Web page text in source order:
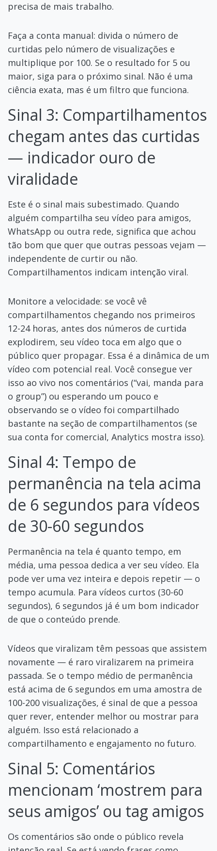
precisa de mais trabalho.
Faça a conta manual: divida o número de
curtidas pelo número de visualizações e
multiplique por 100. Se o resultado for 5 ou
maior, siga para o próximo sinal. Não é uma
ciência exata, mas é um filtro que funciona.
Sinal 3: Compartilhamentos
chegam antes das curtidas
— indicador ouro de
viralidade
Este é o sinal mais subestimado. Quando
alguém compartilha seu vídeo para amigos,
WhatsApp ou outra rede, significa que achou
tão bom que quer que outras pessoas vejam —
independente de curtir ou não.
Compartilhamentos indicam intenção viral.
Monitore a velocidade: se você vê
compartilhamentos chegando nos primeiros
12-24 horas, antes dos números de curtida
explodirem, seu vídeo toca em algo que o
público quer propagar. Essa é a dinâmica de um
vídeo com potencial real. Você consegue ver
isso ao vivo nos comentários (“vai, manda para
o group”) ou esperando um pouco e
observando se o vídeo foi compartilhado
bastante na seção de compartilhamentos (se
sua conta for comercial, Analytics mostra isso).
Sinal 4: Tempo de
permanência na tela acima
de 6 segundos para vídeos
de 30-60 segundos
Permanência na tela é quanto tempo, em
média, uma pessoa dedica a ver seu vídeo. Ela
pode ver uma vez inteira e depois repetir — o
tempo acumula. Para vídeos curtos (30-60
segundos), 6 segundos já é um bom indicador
de que o conteúdo prende.
Vídeos que viralizam têm pessoas que assistem
novamente — é raro viralizarem na primeira
passada. Se o tempo médio de permanência
está acima de 6 segundos em uma amostra de
100-200 visualizações, é sinal de que a pessoa
quer rever, entender melhor ou mostrar para
alguém. Isso está relacionado a
compartilhamento e engajamento no futuro.
Sinal 5: Comentários
mencionam ‘mostrem para
seus amigos’ ou tag amigos
Os comentários são onde o público revela